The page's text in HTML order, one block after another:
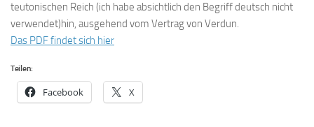
teutonischen Reich (ich habe absichtlich den Begriff deutsch nicht
verwendet)hin, ausgehend vom Vertrag von Verdun.
Das PDF findet sich hier
Teilen:
Facebook X